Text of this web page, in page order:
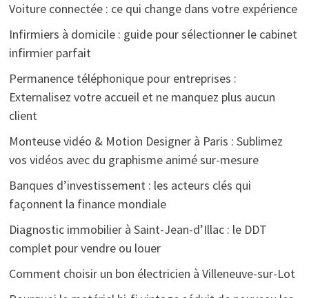
Voiture connectée : ce qui change dans votre expérience
Infirmiers à domicile : guide pour sélectionner le cabinet
infirmier parfait
Permanence téléphonique pour entreprises :
Externalisez votre accueil et ne manquez plus aucun
client
Monteuse vidéo & Motion Designer à Paris : Sublimez
vos vidéos avec du graphisme animé sur-mesure
Banques d’investissement : les acteurs clés qui
façonnent la finance mondiale
Diagnostic immobilier à Saint-Jean-d’Illac : le DDT
complet pour vendre ou louer
Comment choisir un bon électricien à Villeneuve-sur-Lot